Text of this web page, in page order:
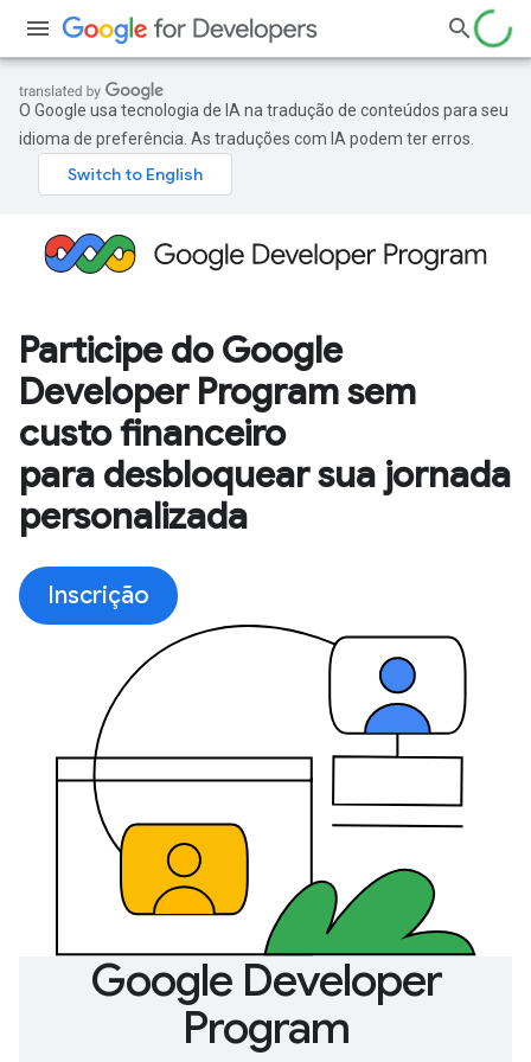
O Google usa tecnologia de IA na tradução de conteúdos para seu
idioma de preferência. As traduções com IA podem ter erros.
Participe do Google
Developer Program sem
custo financeiro
para desbloquear sua jornada
personalizada
Inscrição
Google Developer
Program